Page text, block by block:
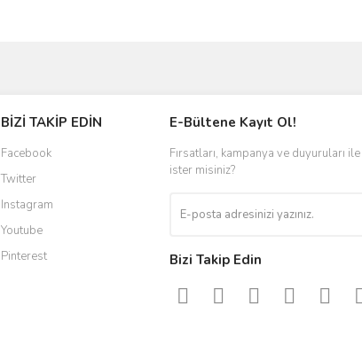
BİZİ TAKİP EDİN
Facebook
Twitter
Instagram
Youtube
Pinterest
E-Bültene Kayıt Ol!
Fırsatları, kampanya ve duyuruları
ister misiniz?
Bizi Takip Edin